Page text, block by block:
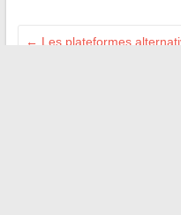
← Les plateformes